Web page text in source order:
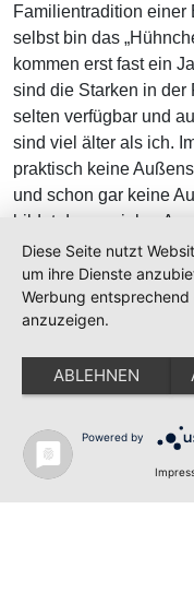
Familientradition einer
selbst bin das
kommen erst fast ein
sind die Starken in der
selten verfügbar und
sind viel älter als ich.
praktisch keine
und schon gar keine
bildet den sozialen
... weiterlesen
Astrid
Heute weiß ich, sie
und Christiane in der
Diese Seite nutzt
um ihre Dienste
Werbung
anzuzeigen.
ABLEHNEN
Powered by